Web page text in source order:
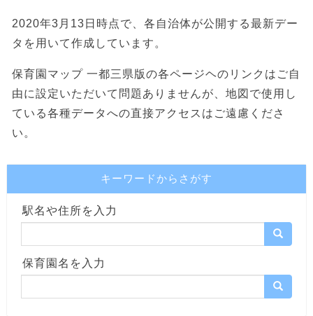
2020年3月13日時点で、各自治体が公開する最新デー
タを用いて作成しています。
保育園マップ 一都三県版の各ページヘのリンクはご自
由に設定いただいて問題ありませんが、地図で使用し
ている各種データへの直接アクセスはご遠慮くださ
い。
キーワードからさがす
駅名や住所を入力
保育園名を入力